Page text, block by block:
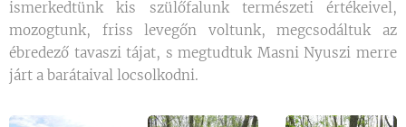
ismerkedtünk kis szülőfalunk természeti értékeivel,
mozogtunk, friss levegőn voltunk, megcsodáltuk az
ébredező tavaszi tájat, s megtudtuk Masni Nyuszi merre
járt a barátaival locsolkodni.